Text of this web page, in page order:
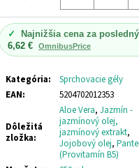
cena:
✓
Najnižšia cena za
6,62 €
OmnibusPrice
Kategória:
Sprchovacie gély
EAN: 5204702012353
Dôležitá
zložka:
Aloe Vera, Jazmín -
jazmínový olej,
jazmínový extrakt,
Jojobový olej,
(Provitamín B5)